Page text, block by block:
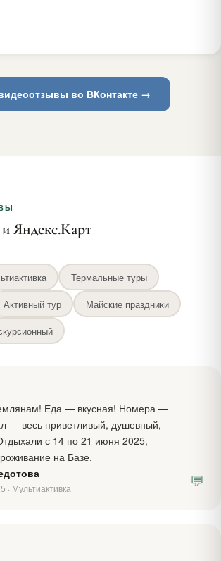
во ВКонтакте →
Яндекс.Карт
Термальные туры
Активный тур
Майские праздники
Еда — вкусная! Номера —
— весь приветливый, душевный,
с 14 по 21 июня 2025,
на Базе.
· Мультиактивка 💬